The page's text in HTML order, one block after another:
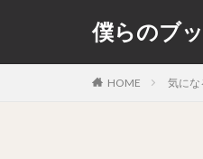
僕らのブ
HOME 気にな